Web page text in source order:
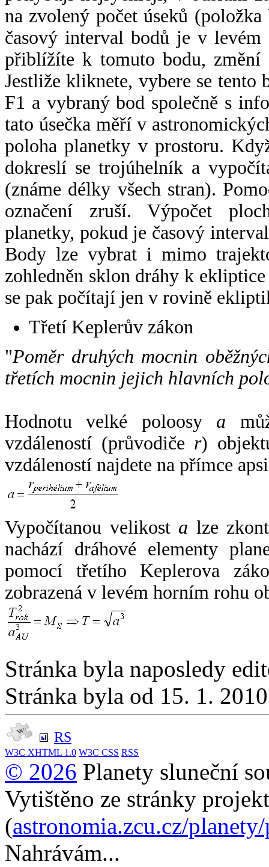
na zvolený počet úseků
časový interval bodů je v
přiblížíte k tomuto bodu,
Jestliže kliknete, vybere se tento
F1 a vybraný bod společně s
tato úsečka měří v
poloha planetky v prostoru.
dokreslí se trojúhelník a
(známe délky všech stran).
označení zruší. Výpočet
planetky, pokud je časový
Body lze vybrat i mimo
zohledněn sklon dráhy k
se pak počítají jen v rovině
Třetí Keplerův zákon
"Poměr druhých mocnin
třetích mocnin jejich hlavních
Hodnotu velké poloosy a
vzdáleností (průvodiče r)
vzdáleností najdete na přímce
Vypočítanou velikost a lze
nachází dráhové elementy
pomocí třetího Keplerova
zobrazená v levém horním rohu
Stránka byla naposledy
Stránka byla od 15. 1.
RS
W3C XHTML 1.0 W3C CSS RSS
© 2026 Planety sluneční
Vytištěno ze stránky
(astronomia.zcu.cz/
Nahrávám...